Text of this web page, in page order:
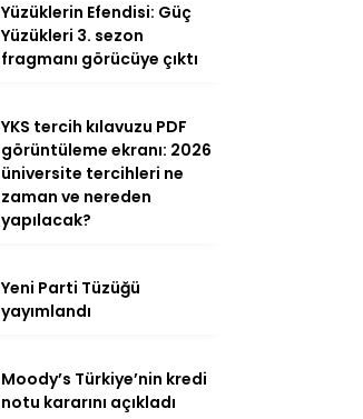
Yüzüklerin Efendisi: Güç
Yüzükleri 3. sezon
fragmanı görücüye çıktı
YKS tercih kılavuzu PDF
görüntüleme ekranı: 2026
üniversite tercihleri ne
zaman ve nereden
yapılacak?
Yeni Parti Tüzüğü
yayımlandı
Moody’s Türkiye’nin kredi
notu kararını açıkladı